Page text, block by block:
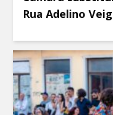
Rua Adelino